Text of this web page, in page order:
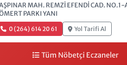
MAH. REMZİ EFENDİ CAD. NO.1-
PARKI YANI
0 (264) 614 20 61 Yol Tarifi Al
Tüm Nöbetçi Eczaneler